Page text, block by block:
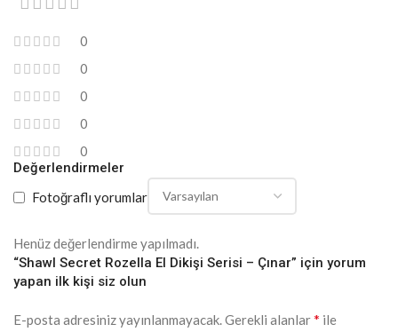
0
0
0
0
0
Değerlendirmeler
Fotoğraflı yorumlar
Henüz değerlendirme yapılmadı.
“Shawl Secret Rozella El Dikişi Serisi – Çınar” için yorum
yapan ilk kişi siz olun
E-posta adresiniz yayınlanmayacak.Gerekli alanlar* ile